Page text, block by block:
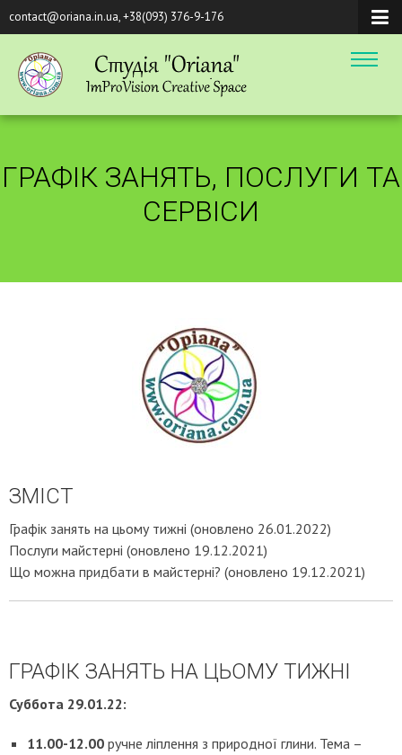
contact@oriana.in.ua, +38(093) 376-9-176
ГРАФІК ЗАНЯТЬ, ПОСЛУГИ ТА
СЕРВІСИ
ЗМІСТ
Графік занять на цьому тижні (оновлено 26.01.2022)
Послуги майстерні (оновлено 19.12.2021)
Що можна придбати в майстерні? (оновлено 19.12.2021)
ГРАФІК ЗАНЯТЬ НА ЦЬОМУ ТИЖНІ
Суббота 29.01.22:
11.00-12.00 ручне ліплення з природної глини. Тема –